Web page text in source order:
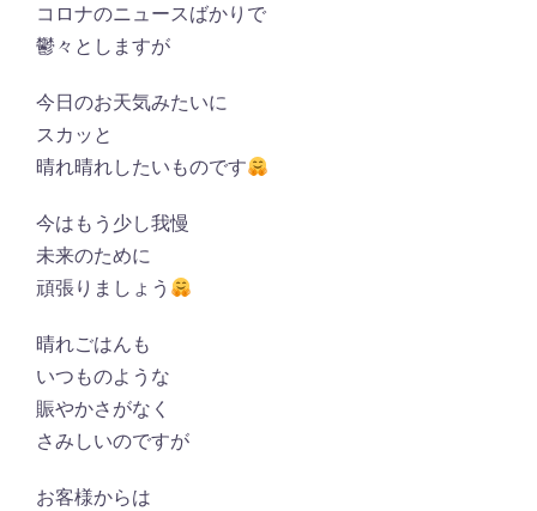
コロナのニュースばかりで
鬱々としますが
今日のお天気みたいに
スカッと
晴れ晴れしたいものです
今はもう少し我慢
未来のために
頑張りましょう
晴れごはんも
いつものような
賑やかさがなく
さみしいのですが
お客様からは